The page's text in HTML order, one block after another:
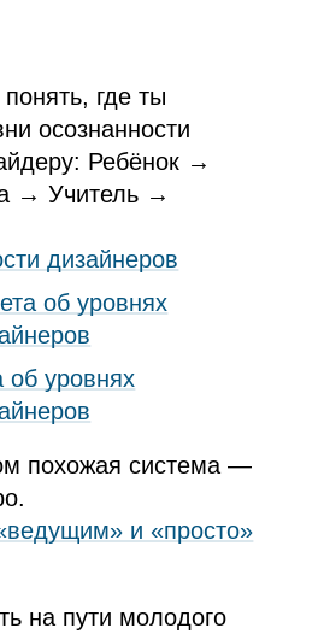
где ты
осознанности
Ребёнок →
→ Учитель →
дизайнеров
об уровнях
об уровнях
похожая система —
и «просто»
на пути молодого